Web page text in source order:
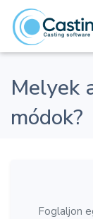
Melyek
módok?
Foglaljon